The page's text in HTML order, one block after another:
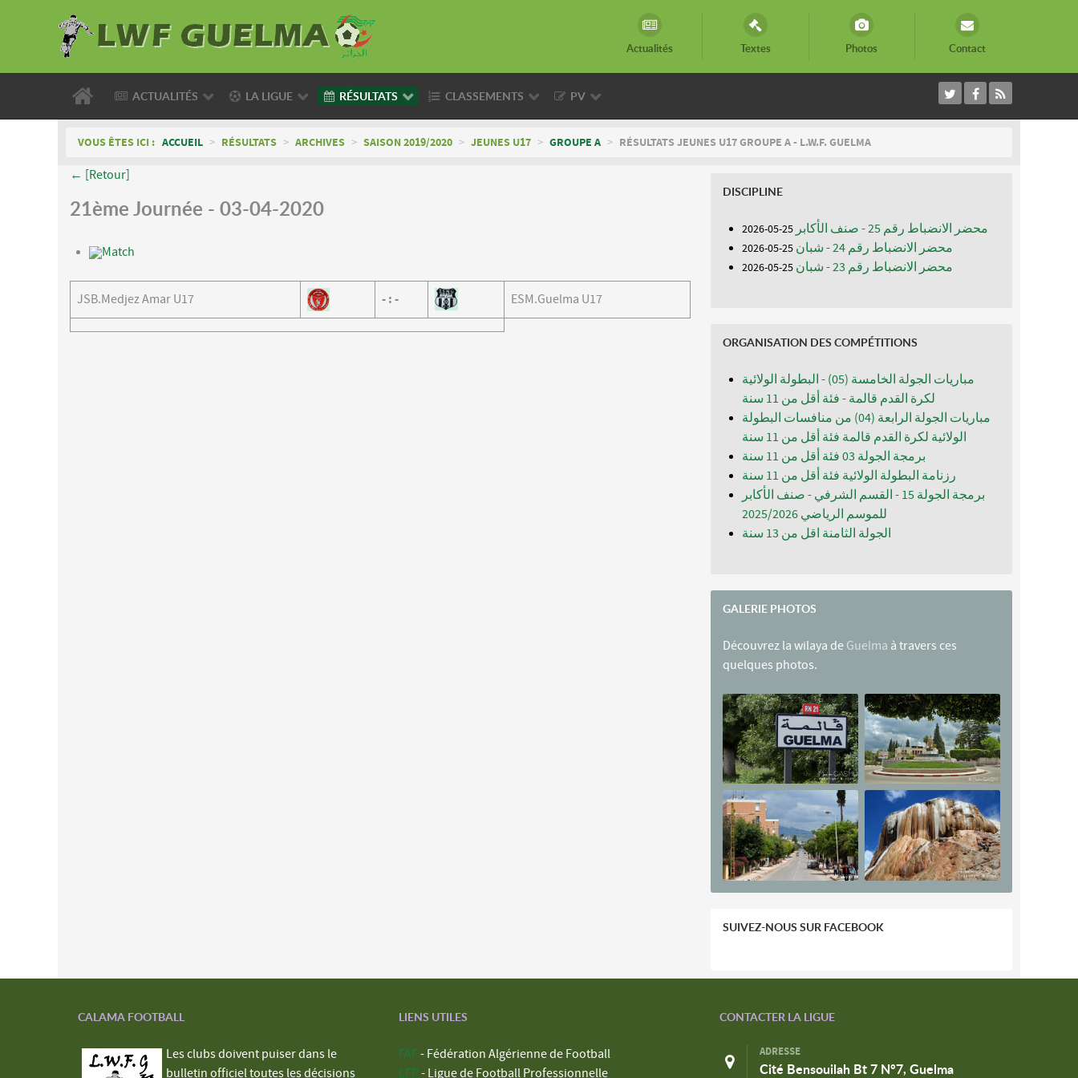
Actualités Textes Photos Contact
ACTUALITÉS LA LIGUE RÉSULTATS CLASSEMENTS PV
VOUS ÊTES ICI : ACCUEIL > RÉSULTATS > ARCHIVES > SAISON 2019/2020 > JEUNES U17 > GROUPE A > RÉSULTATS JEUNES U17 GROUPE A - L.W.F. GUELMA
← [Retour]
21ème Journée - 03-04-2020
Match
JSB.Medjez Amar U17 - : - ESM.Guelma U17
DISCIPLINE
محضر الانضباط رقم 25 - صنف الأكابر 25-05-2026
محضر الانضباط رقم 24 - شبان 25-05-2026
محضر الانضباط رقم 23 - شبان 25-05-2026
ORGANISATION DES COMPÉTITIONS
مباريات الجولة الخامسة (05) - البطولة الولائية
لكرة القدم قالمة - فئة أقل من 11 سنة
مباريات الجولة الرابعة (04) من منافسات البطولة
الولائية لكرة القدم قالمة فئة أقل من 11 سنة
برمجة الجولة 03 فئة أقل من 11 سنة
رزنامة البطولة الولائية فئة أقل من 11 سنة
برمجة الجولة 15 - القسم الشرفي - صنف الأكابر
للموسم الرياضي 2025/2026
الجولة الثامنة اقل من 13 سنة
GALERIE PHOTOS
Découvrez la wilaya de Guelma à travers ces
quelques photos.
SUIVEZ-NOUS SUR FACEBOOK
CALAMA FOOTBALL
Les clubs doivent puiser dans le
bulletin officiel toutes les décisions
LIENS UTILES
FAF - Fédération Algérienne de Football
LFP - Ligue de Football Professionnelle
CONTACTER LA LIGUE
ADRESSE
Cité Bensouilah Bt 7 N°7, Guelma